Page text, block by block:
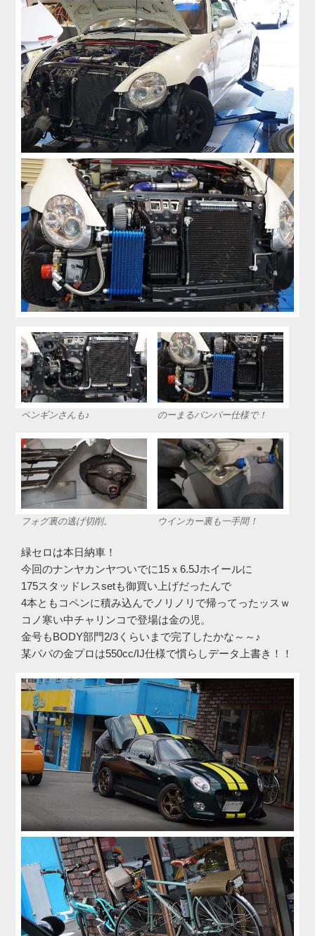
ペンギンさんも♪ のーまるバンパー仕様で！
フォグ裏の逃げ切削。 ウインカー裏も一手間！
緑セロは本日納車！
今回のナンヤカンヤついでに15ｘ6.5Jホイールに
175スタッドレスsetも御買い上げだったんで
4本ともコペンに積み込んでノリノリで帰ってったッスｗ
コノ寒い中チャリンコで登場は金の児。
金号もBODY部門2/3くらいまで完了したかな～～♪
某パパの金プロは550cc/IJ仕様で慣らしデータ上書き！！